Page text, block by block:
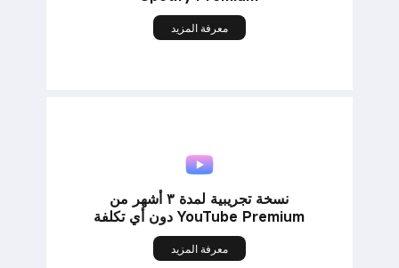
معرفة المزيد
نسخة تجريبية لمدة ٣ أشهر من
YouTube Premium دون أي تكلفة
معرفة المزيد